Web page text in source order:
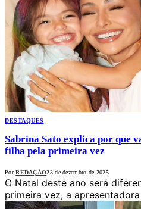
DESTAQUES
Sabrina Sato explica por que
filha pela primeira vez
Por REDAÇÃO23 de dezembro de 2025
O Natal deste ano será
primeira vez, a